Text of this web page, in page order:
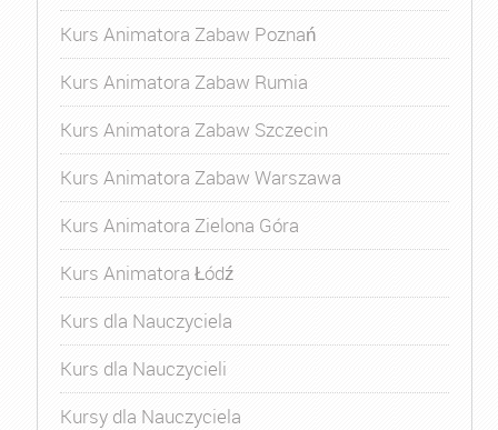
Kurs Animatora Zabaw Poznań
Kurs Animatora Zabaw Rumia
Kurs Animatora Zabaw Szczecin
Kurs Animatora Zabaw Warszawa
Kurs Animatora Zielona Góra
Kurs Animatora Łódź
Kurs dla Nauczyciela
Kurs dla Nauczycieli
Kursy dla Nauczyciela